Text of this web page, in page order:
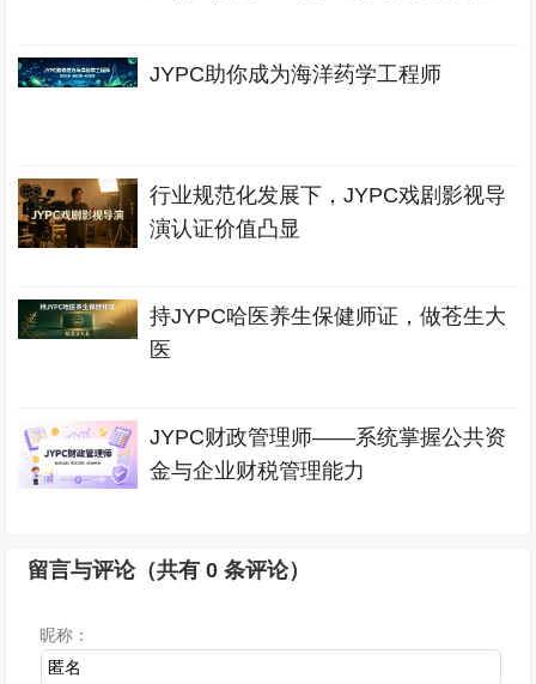
JYPC助你成为海洋药学工程师
行业规范化发展下，JYPC戏剧影视导
演认证价值凸显
持JYPC哈医养生保健师证，做苍生大
医
JYPC财政管理师——系统掌握公共资
金与企业财税管理能力
留言与评论（共有0 条评论）
昵称：